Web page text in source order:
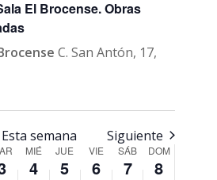
El Brocense. Obras
C. San Antón, 17,
Esta semana Siguiente
MIÉ
4
JUE
5
VIE
6
SÁB
7
DOM
8